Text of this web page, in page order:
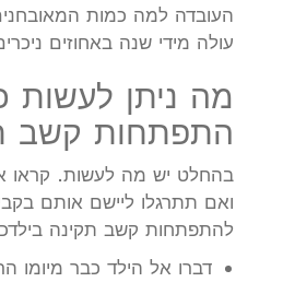
העובדה למה כמות
עולה מידי שנה באחוזים
מה ניתן לעשות
התפתחות קשב
בהחלט יש מה לעשות. קראו
ואם תתרגלו ליישם אותם
להתפתחות קשב תקינה
דברו אל הילד כבר מיומו